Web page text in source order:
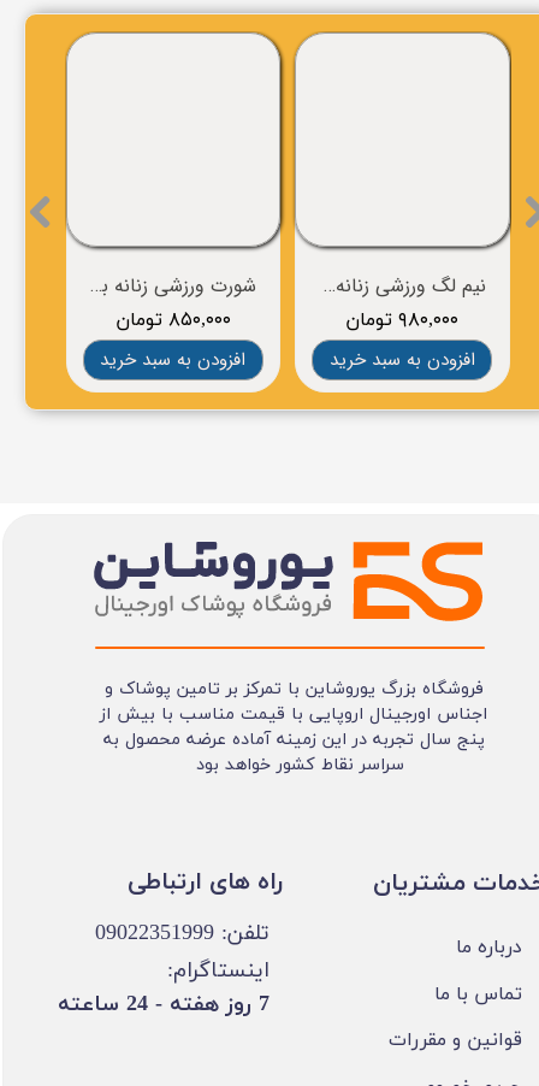
شورت ورزشی زنانه برند BROOKS
۸۵۰,۰۰۰ تومان
افزودن به سبد خرید
نیم لگ ورزشی زنانه برند crivit
۹۸۰,۰۰۰ تومان
افزودن به سبد خرید
فروشگاه بزرگ یوروشاین با تمرکز بر تامین پوشاک و
اجناس اورجینال اروپایی با قیمت مناسب با بیش از
پنج سال تجربه در این زمینه آماده عرضه محصول به
سراسر نقاط کشور خواهد بود
مشتریان
درباره ما
تماس با ما
قوانین و مقررات
تلفن: 09022351999
اینستاگرام:
​7 روز هفته - 24 ساعته ​​​​​​​
​​راه های ارتباطی